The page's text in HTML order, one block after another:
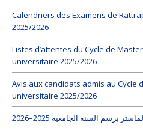
Calendriers des Examens de
2025/2026
Listes d’attentes du Cycle de
universitaire 2025/2026
Avis aux candidats admis au Cycle
universitaire 2025/2026
برسم السنة الجامعية 2025–2026